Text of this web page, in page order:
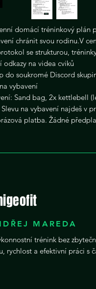
domácí tréninkový plán
chránit svou rodinu.V
se strukturou,
odkazy na videa cviků
do soukromé Discord
vybavení
Sand bag, 2x kettlebell
Slevu na vybavení najdeš v
platba. Žádné
MAREDA
trénink bez
rychlost a efektivní práci s